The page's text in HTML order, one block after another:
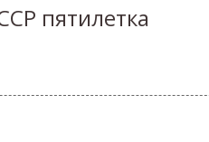
пятилетка